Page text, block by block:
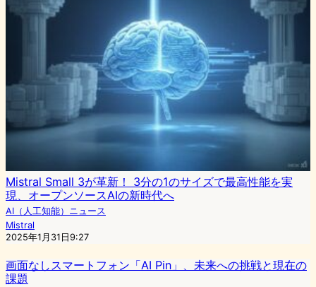
Mistral Small 3が革新！ 3分の1のサイズで最高性能を実
現、オープンソースAIの新時代へ
AI（人工知能）ニュース
Mistral
2025年1月31日9:27
画面なしスマートフォン「AI Pin」、未来への挑戦と現在の
課題